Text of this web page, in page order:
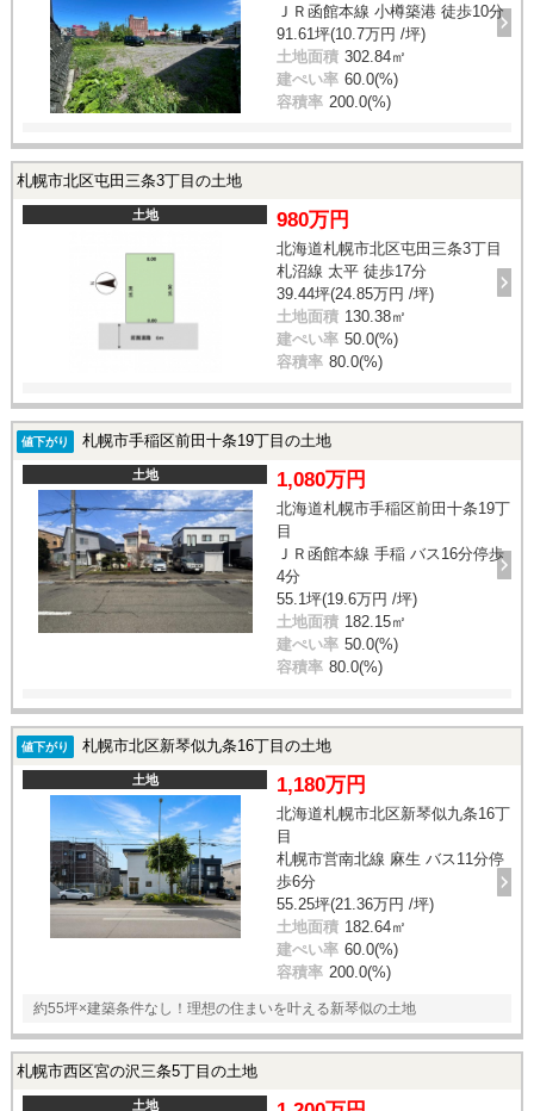
ＪＲ函館本線 小樽築港 徒歩10分
91.61坪(10.7万円 /坪)
土地面積 302.84㎡
建ぺい率 60.0(%)
容積率 200.0(%)
札幌市北区屯田三条3丁目の土地
土地 980万円
北海道札幌市北区屯田三条3丁目
札沼線 太平 徒歩17分
39.44坪(24.85万円 /坪)
土地面積 130.38㎡
建ぺい率 50.0(%)
容積率 80.0(%)
値下がり 札幌市手稲区前田十条19丁目の土地
土地 1,080万円
北海道札幌市手稲区前田十条19丁
目
ＪＲ函館本線 手稲 バス16分停歩
4分
55.1坪(19.6万円 /坪)
土地面積 182.15㎡
建ぺい率 50.0(%)
容積率 80.0(%)
値下がり 札幌市北区新琴似九条16丁目の土地
土地 1,180万円
北海道札幌市北区新琴似九条16丁
目
札幌市営南北線 麻生 バス11分停
歩6分
55.25坪(21.36万円 /坪)
土地面積 182.64㎡
建ぺい率 60.0(%)
容積率 200.0(%)
約55坪×建築条件なし！理想の住まいを叶える新琴似の土地
札幌市西区宮の沢三条5丁目の土地
土地